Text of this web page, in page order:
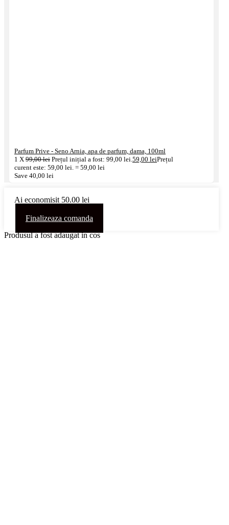
Parfum Prive - Seno Arnia, apa de parfum, dama, 100ml
1 X 99,00lei Prețul inițial a fost: 99,00 lei.59,00 leiPrețul
curent este: 59,00 lei. = 59,00 lei
Save 40,00 lei
Ai economisit 50,00 lei
Finalizeaza comanda
Produsul a fost adaugat in cos